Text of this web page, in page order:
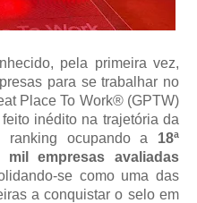
pela primeira vez,
para se trabalhar no
Place To Work® (GPTW)
inédito na trajetória da
ranking ocupando a 18ª
empresas avaliadas
se como uma das
a conquistar o selo em